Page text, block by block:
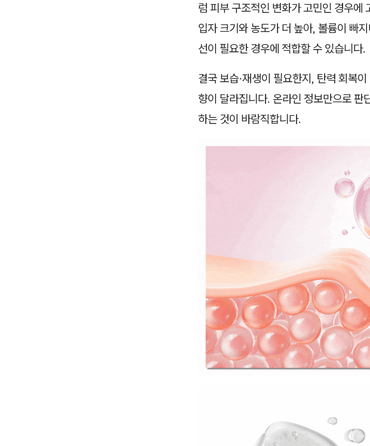
럼 피부 구조적인 변화가 고민인 경우
입자 크기와 농도가 더 높아, 볼륨이 빠
선이 필요한 경우에 적합할 수 있습니다.
결국 보습·재생이 필요한지, 탄력 회복
향이 달라집니다. 온라인 정보만으로 판
하는 것이 바람직합니다.